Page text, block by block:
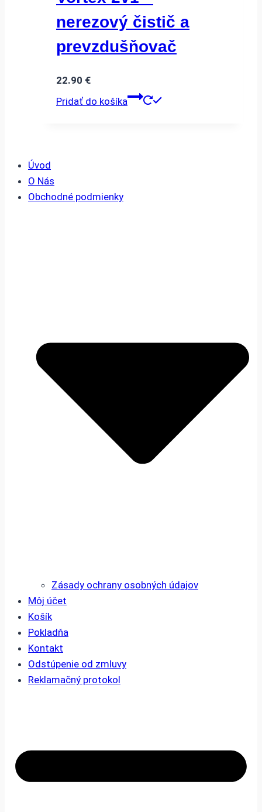
nerezový čistič a
prevzdušňovač
22.90 €
Pridať do košíka
Úvod
O Nás
Obchodné podmienky
Zásady ochrany osobných údajov
Môj účet
Košík
Pokladňa
Kontakt
Odstúpenie od zmluvy
Reklamačný protokol